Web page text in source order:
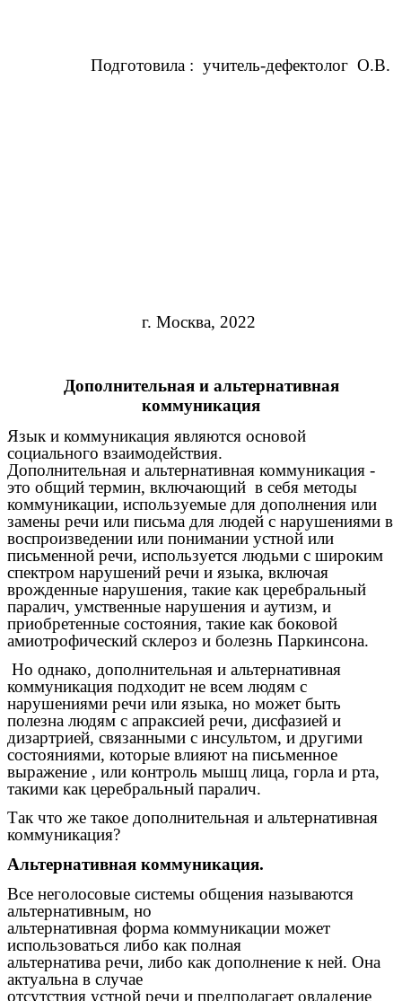
Подготовила : учитель-дефектолог О.В.
г. Москва, 2022
Дополнительная и альтернативная
коммуникация
Язык и коммуникация являются основой
социального взаимодействия.
Дополнительная и альтернативная коммуникация -
это общий термин, включающий в себя методы
коммуникации, используемые для дополнения или
замены речи или письма для людей с нарушениями в
воспроизведении или понимании устной или
письменной речи, используется людьми с широким
спектром нарушений речи и языка, включая
врожденные нарушения, такие как церебральный
паралич, умственные нарушения и аутизм, и
приобретенные состояния, такие как боковой
амиотрофический склероз и болезнь Паркинсона.
Но однако, дополнительная и альтернативная
коммуникация подходит не всем людям с
нарушениями речи или языка, но может быть
полезна людям с апраксией речи, дисфазией и
дизартрией, связанными с инсультом, и другими
состояниями, которые влияют на письменное
выражение , или контроль мышц лица, горла и рта,
такими как церебральный паралич.
Так что же такое дополнительная и альтернативная
коммуникация?
Альтернативная коммуникация.
Все неголосовые системы общения называются
альтернативным, но
альтернативная форма коммуникации может
использоваться либо как полная
альтернатива речи, либо как дополнение к ней. Она
актуальна в случае
отсутствия устной речи и предполагает овладение